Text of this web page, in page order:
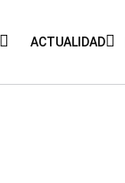
ACTUALIDAD